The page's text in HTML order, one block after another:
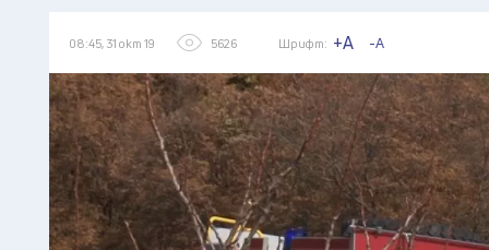
08:45, 31 окт 19 5626 Шрифт: +A -A